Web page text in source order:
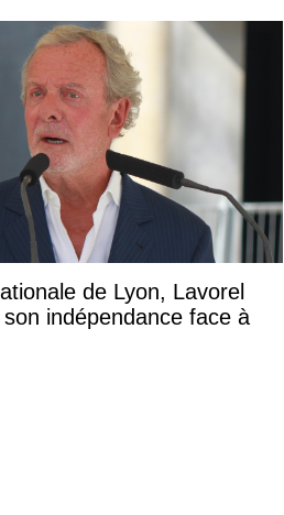
de Lyon, Lavorel
indépendance face à